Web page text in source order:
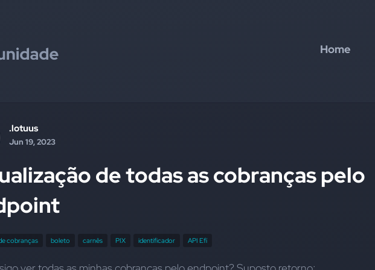
Home
.lotuus
Jun 19, 2023
de todas as cobranças pelo
cobranças boleto carnês PIX identificador API Efí